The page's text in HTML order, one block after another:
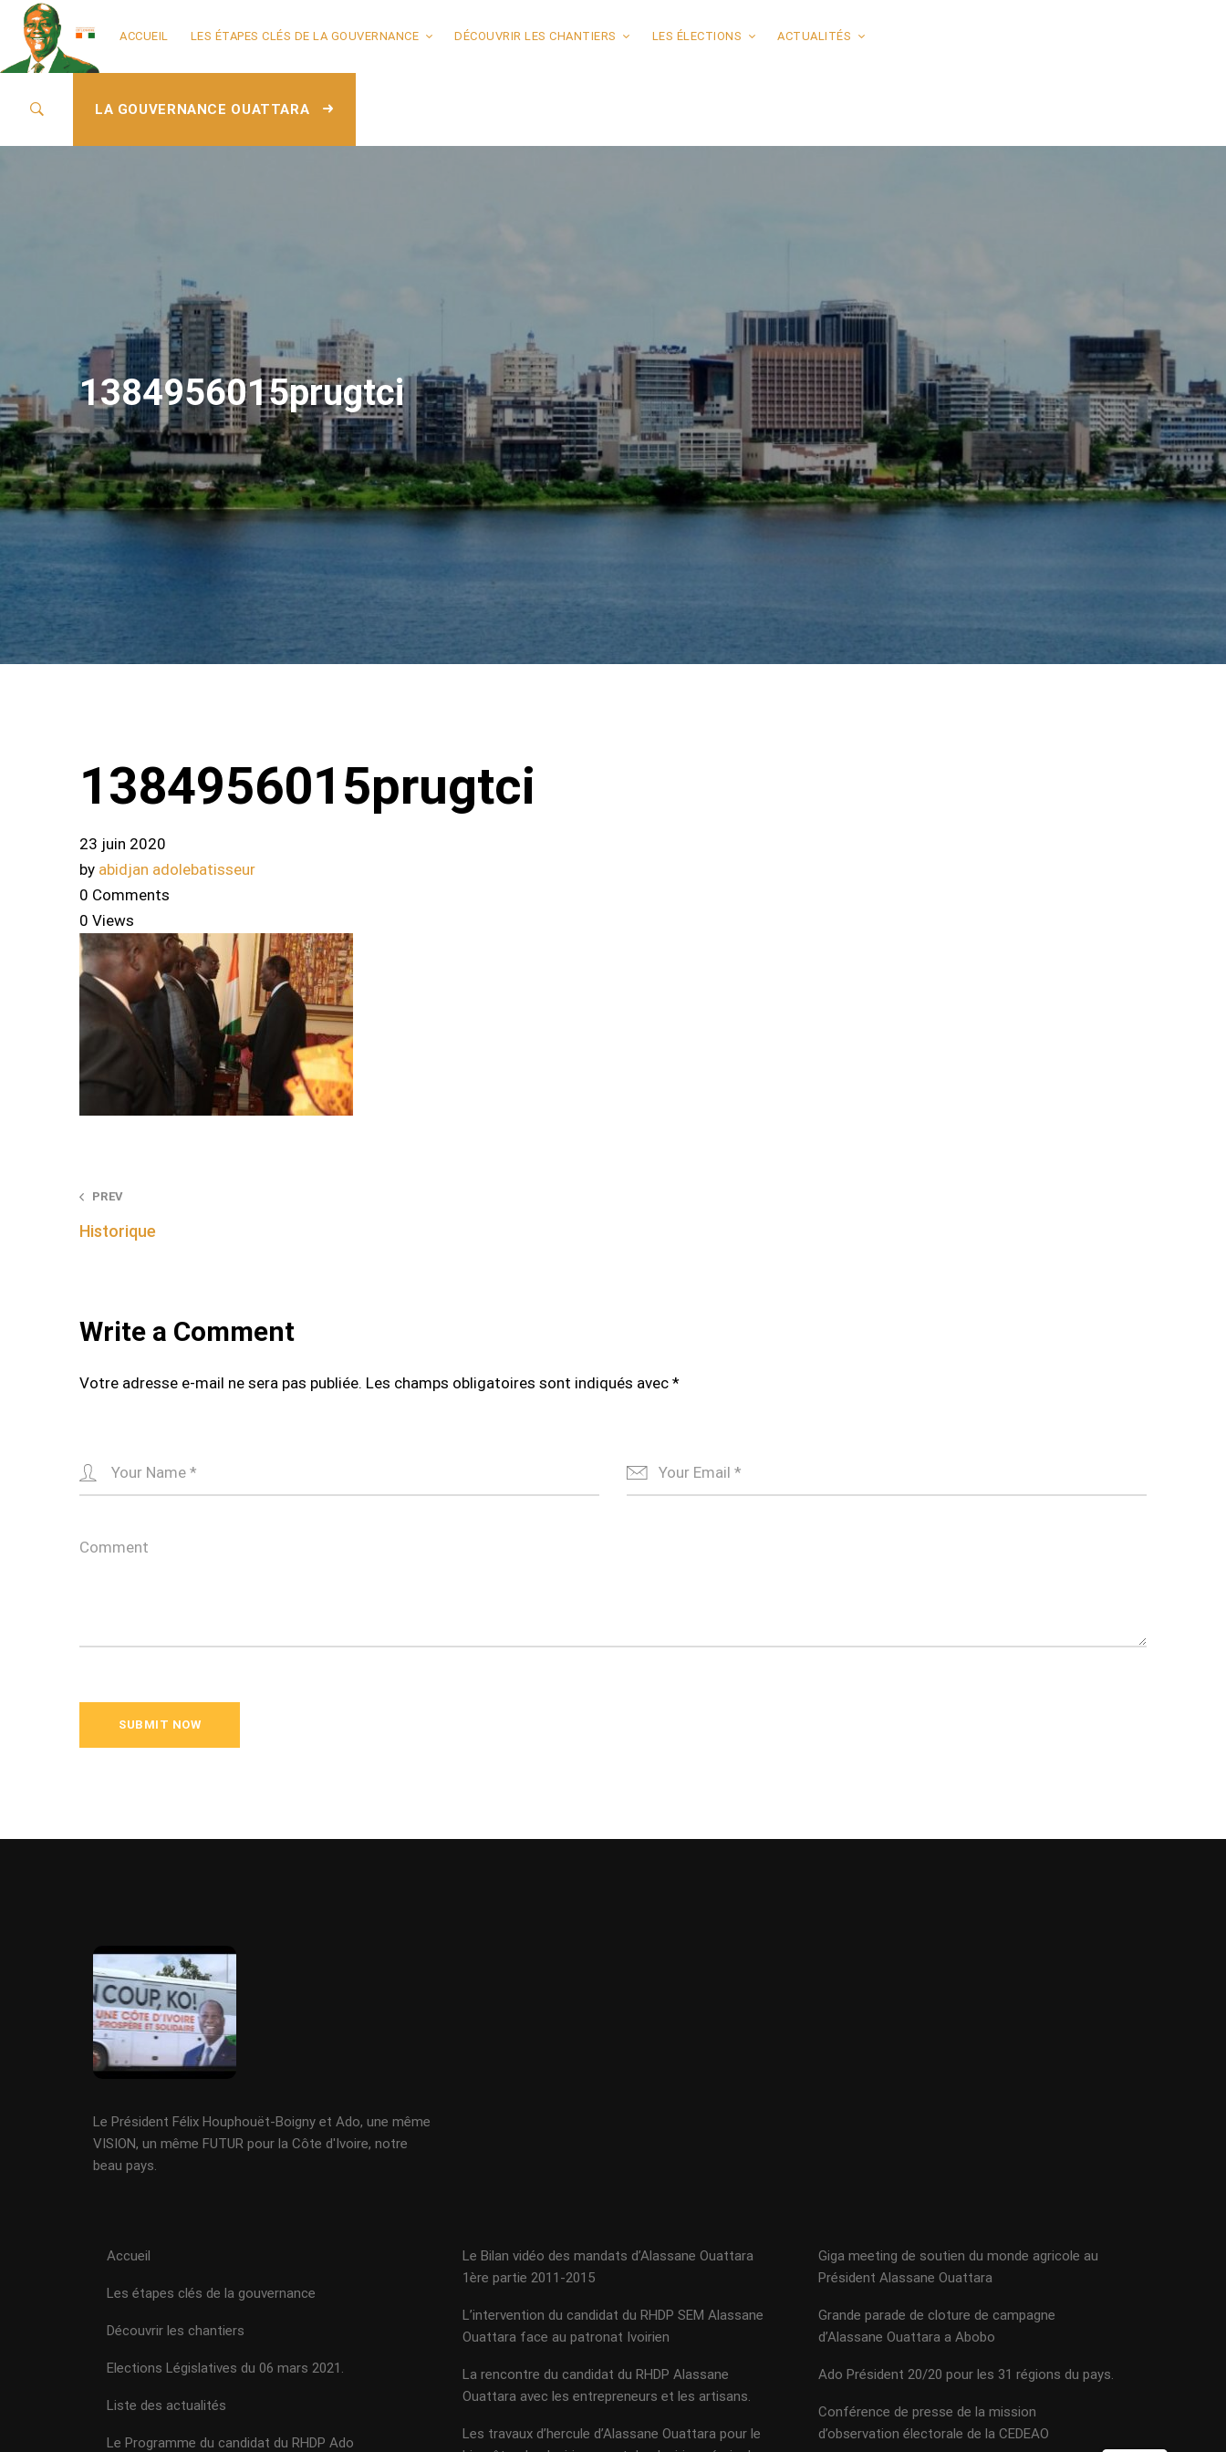
ACCUEIL LES ÉTAPES CLÉS DE LA GOUVERNANCE DÉCOUVRIR LES CHANTIERS LES ÉLECTIONS ACTUALITÉS
LA GOUVERNANCE OUATTARA
1384956015prugtci
1384956015prugtci
23 juin 2020
by abidjan adolebatisseur
0 Comments
0 Views
Post
navigation
PREV
Historique
Write a Comment
Votre adresse e-mail ne sera pas publiée. Les champs obligatoires sont indiqués avec *
Le Président Félix Houphouët-Boigny et Ado, une même
VISION, un même FUTUR pour la Côte d'Ivoire, notre
beau pays.
Accueil
Les étapes clés de la gouvernance
Découvrir les chantiers
Elections Législatives du 06 mars 2021.
Liste des actualités
Le Programme du candidat du RHDP Ado
Le Bilan vidéo des mandats d’Alassane Ouattara
1ère partie 2011-2015
L’intervention du candidat du RHDP SEM Alassane
Ouattara face au patronat Ivoirien
La rencontre du candidat du RHDP Alassane
Ouattara avec les entrepreneurs et les artisans.
Les travaux d’hercule d’Alassane Ouattara pour le
Giga meeting de soutien du monde agricole au
Président Alassane Ouattara
Grande parade de cloture de campagne
d’Alassane Ouattara a Abobo
Ado Président 20/20 pour les 31 régions du pays.
Conférence de presse de la mission
d’observation électorale de la CEDEAO